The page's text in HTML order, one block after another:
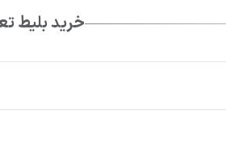
خرید بلیط تعاونی 17 پیک صبا از